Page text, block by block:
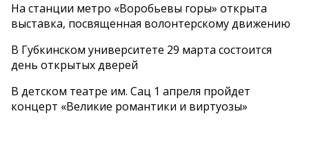
На станции метро «Воробьевы горы» открыта
выставка, посвященная волонтерскому движению
В Губкинском университете 29 марта состоится
день открытых дверей
В детском театре им. Сац 1 апреля пройдет
концерт «Великие романтики и виртуозы»